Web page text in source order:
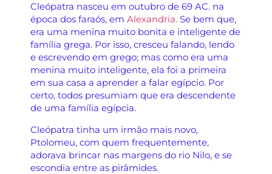
Cleópatra nasceu em outubro de 69 AC. na
época dos faraós, em Alexandria. Se bem que,
era uma menina muito bonita e inteligente de
família grega. Por isso, cresceu falando, lendo
e escrevendo em grego; mas como era uma
menina muito inteligente, ela foi a primeira
em sua casa a aprender a falar egípcio. Por
certo, todos presumiam que era descendente
de uma família egípcia.
Cleópatra tinha um irmão mais novo,
Ptolomeu, com quem frequentemente,
adorava brincar nas margens do rio Nilo, e se
escondia entre as pirâmides.